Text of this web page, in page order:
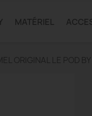
MATÉRIEL
ORIGINAL LE POD